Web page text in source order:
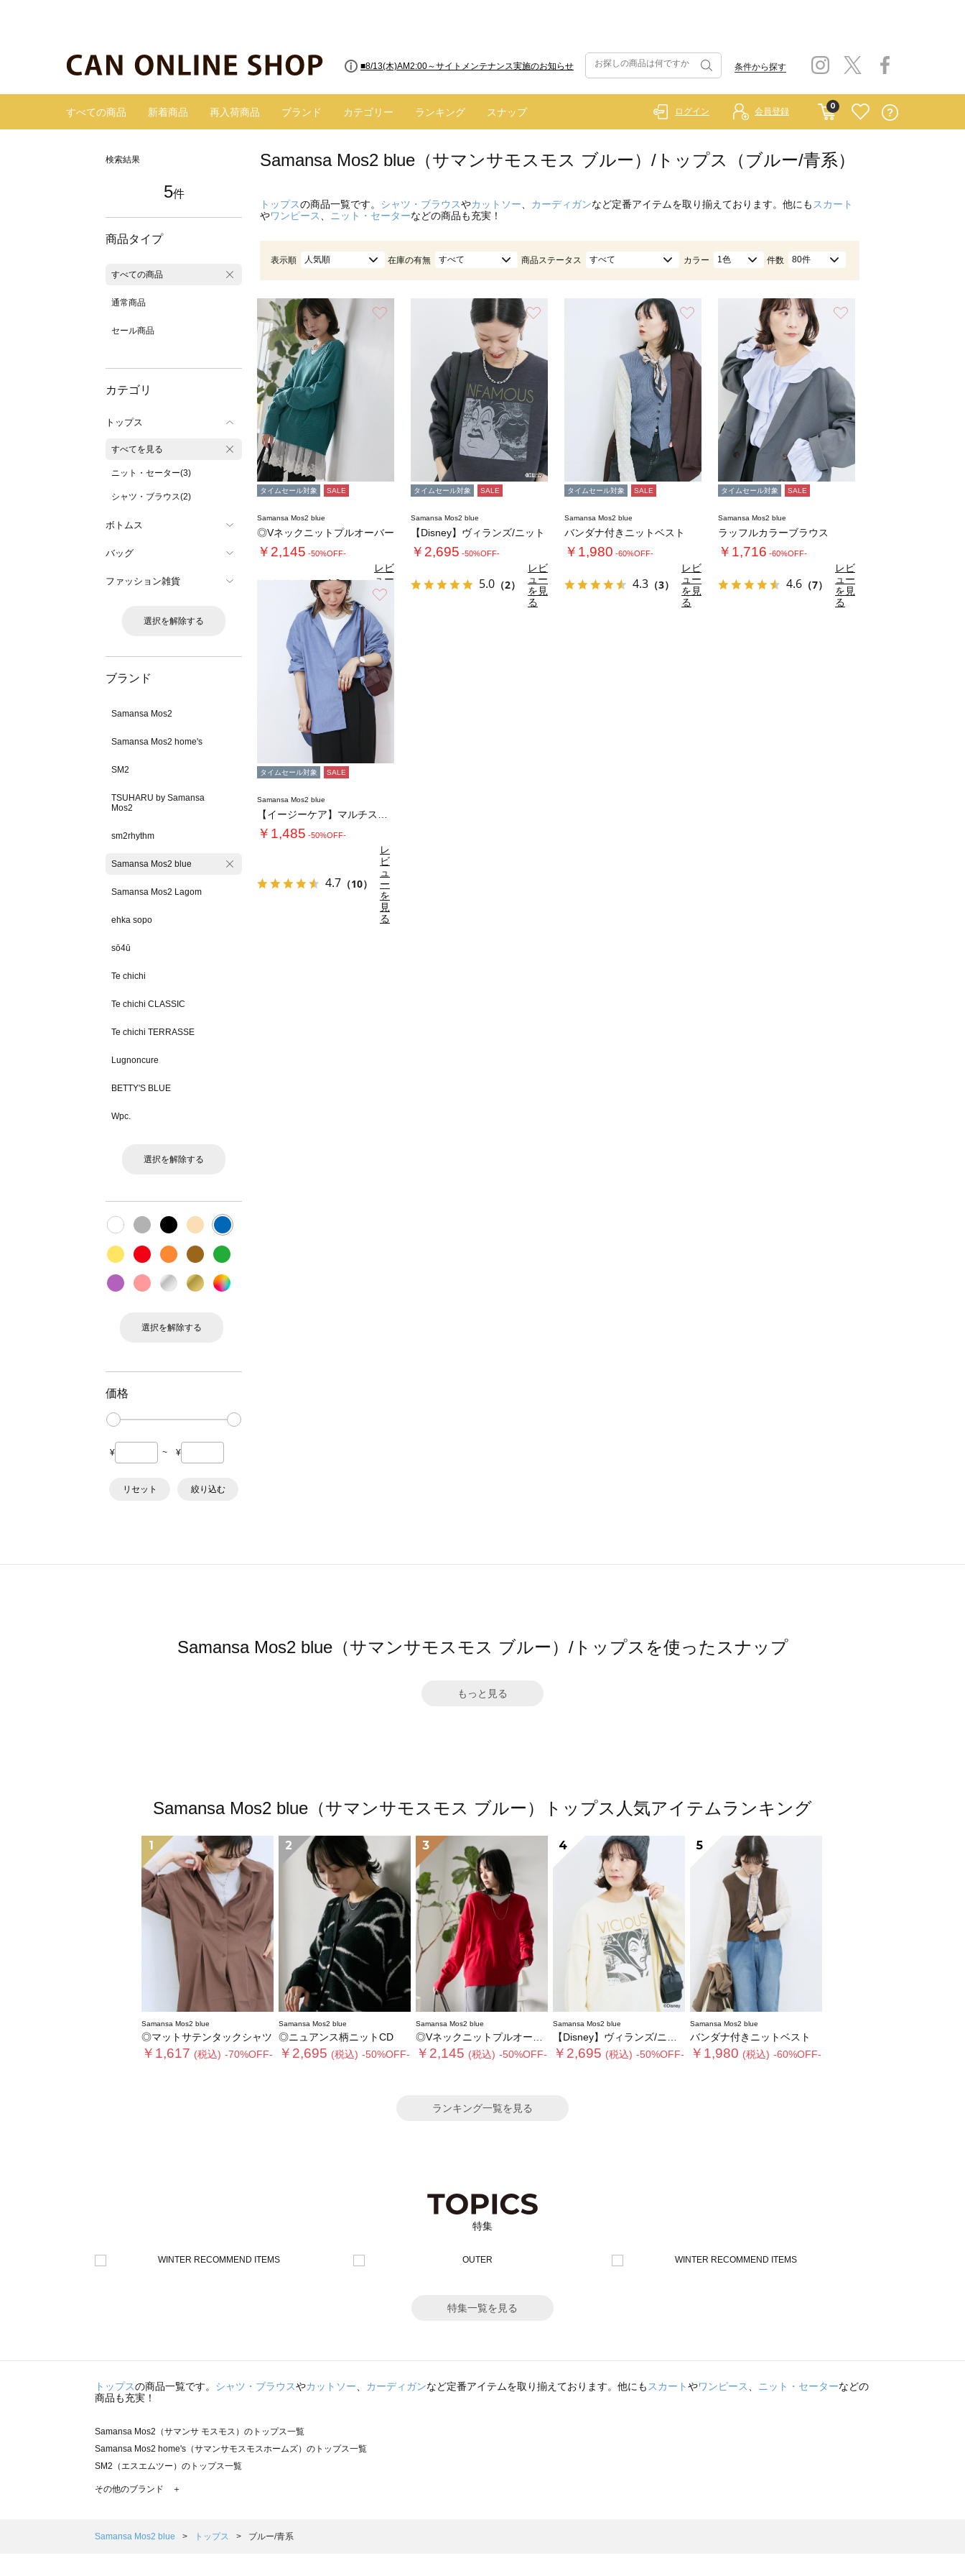
■8/13(木)AM2:00～サイトメンテナンス実施のお知らせ 条件から探す
すべての商品 新着商品 再入荷商品 ブランド カテゴリー ランキング スナップ
0
ログイン 会員登録
検索結果
5件
商品タイプ
すべての商品
通常商品
セール商品
カテゴリ
トップス
すべてを見る
ニット・セーター(3)
シャツ・ブラウス(2)
ボトムス
バッグ
ファッション雑貨
選択を解除する
ブランド
Samansa Mos2
Samansa Mos2 home's
SM2
TSUHARU by Samansa
Mos2
sm2rhythm
Samansa Mos2 blue
Samansa Mos2 Lagom
ehka sopo
sō4ū
Te chichi
Te chichi CLASSIC
Te chichi TERRASSE
Lugnoncure
BETTY'S BLUE
Wpc.
選択を解除する
選択を解除する
価格
¥ ~ ¥
リセット 絞り込む
Samansa Mos2 blue（サマンサモスモス ブルー）/トップス（ブルー/青系）
トップスの商品一覧です。 シャツ・ブラウスやカットソー カーディガンなど定番アイテムを取り揃えております。他にも スカート
やワンピース ニット・セーターなどの商品も充実！
表示順 人気順 在庫の有無 すべて 商品ステータス すべて カラー 1色 件数 80件
タイムセール対象 SALE
Samansa Mos2 blue
◎Vネックニットプルオーバー
￥2,145 -50%OFF-
4.0（1）
レビ
ュー
を見
る
タイムセール対象 SALE
Samansa Mos2 blue
【Disney】ヴィランズ/ニット
￥2,695 -50%OFF-
5.0 （2）
レビ
ュー
を見
る
タイムセール対象 SALE
Samansa Mos2 blue
バンダナ付きニットベスト
￥1,980 -60%OFF-
4.3 （3）
レビ
ュー
を見
る
タイムセール対象 SALE
Samansa Mos2 blue
ラッフルカラーブラウス
￥1,716 -60%OFF-
4.6 （7）
レビ
ュー
を見
る
お気に入り
タイムセール対象 SALE
Samansa Mos2 blue
￥1,485 -50%OFF-
4.7 （10）
レ
ビ
ュ
ー
を
見
る
Samansa Mos2 blue（サマンサモスモス ブルー）/トップスを使ったスナップ
もっと見る
Samansa Mos2 blue（サマンサモスモス ブルー）トップス人気アイテムランキング
1
Samansa Mos2 blue
◎マットサテンタックシャツ
￥1,617 (税込) -70%OFF-
2
Samansa Mos2 blue
◎ニュアンス柄ニットCD
￥2,695 (税込) -50%OFF-
3
Samansa Mos2 blue
◎Vネックニットプルオーバー
￥2,145 (税込) -50%OFF-
4
Samansa Mos2 blue
【Disney】ヴィランズ/ニット
￥2,695 (税込) -50%OFF-
5
Samansa Mos2 blue
バンダナ付きニットベスト
￥1,980 (税込) -60%OFF-
ランキング一覧を見る
特集
特集一覧を見る
トップスの商品一覧です。 シャツ・ブラウスやカットソー、 カーディガンなど定番アイテムを取り揃えております。他にもスカートやワンピース、 ニット・セーターなどの
商品も充実！
Samansa Mos2（サマンサ モスモス）のトップス一覧
Samansa Mos2 home's（サマンサモスモスホームズ）のトップス一覧
SM2（エスエムツー）のトップス一覧
TSUHARU by Samansa Mos2（ツハルバイサマンサモスモス）のトップス一覧
Samansa Mos2 Lagom（サマンサモスモス ラーゴム）のトップス一覧
その他のブランド ＋
Samansa Mos2 blue トップス ブルー/青系